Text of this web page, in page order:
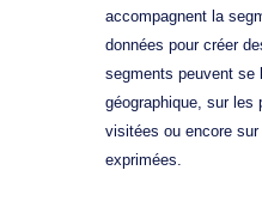
accompagnent la
données pour créer
segments peuvent se
géographique, sur les
visitées ou encore sur
exprimées.